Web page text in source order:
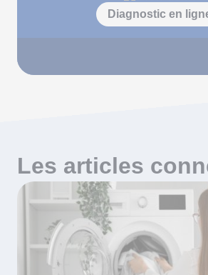
Diagnostic en
Les articles